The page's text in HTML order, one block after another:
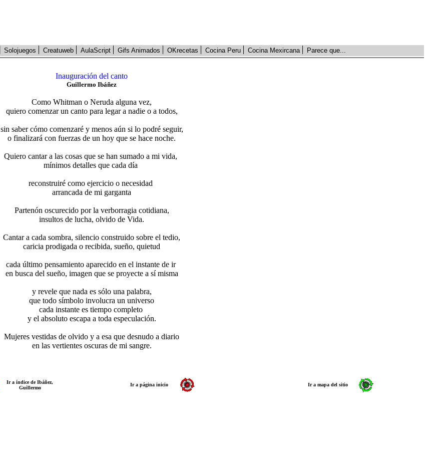
Solojuegos Creatuweb AulaScript Gifs Animados OKrecetas Cocina Peru Cocina Mexircana Parece que...
Inauguración del canto
Guillermo Ibáñez
Como Whitman o Neruda alguna vez,
quiero comenzar un canto para legar a nadie o a todos,
sin saber cómo comenzaré y menos aún si lo podré seguir,
o finalizará con fuerzas de un hoy que se hace noche.
Quiero cantar a las cosas que se han sumado a mi vida,
mínimos detalles que cada día
reconstruiré como ejercicio o necesidad
arrancada de mi garganta
Partenón oscurecido por la verborragia cotidiana,
insultos de lucha, olvido de Vida.
Cantar a cada sombra, silencio construido sobre el tedio,
caricia prodigada o recibida, sueño, quietud
cada último pensamiento aparecido en el instante de ir
en busca del sueño, imagen que se proyecte a sí misma
y revele que nada es sólo una palabra,
que todo símbolo involucra un universo
cada instante es tiempo completo
y el absoluto escapa a toda especulación.
Mujeres vestidas de olvido y a esa que desnudo a diario
en las vertientes oscuras de mi sangre.
Ir a índice de Ibáñez,
Guillermo
Ir a página inicio Ir a mapa del sitio